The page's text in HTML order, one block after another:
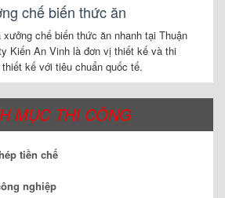
chế biến thức ăn
chế biến thức ăn nhanh tại Thuận
Kiến An Vinh là đơn vị thiết kế và thi
kế với tiêu chuẩn quốc tế.
MỤC THI CÔNG
tiền chế
nghiệp